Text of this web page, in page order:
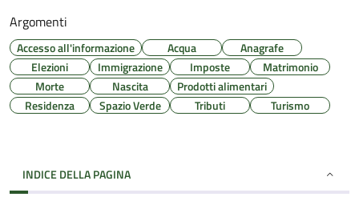
Argomenti
Accesso all'informazione Acqua
Anagrafe
Elezioni
Immigrazione Imposte
Matrimonio
Morte
Nascita
Prodotti alimentari
Residenza
Spazio Verde Tributi Turismo
INDICE DELLA PAGINA